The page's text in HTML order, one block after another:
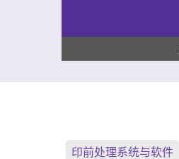
印前处理系统与软件